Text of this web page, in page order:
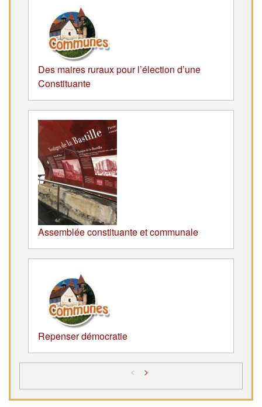
Des maires ruraux pour l’élection d’une
Constituante
Assemblée constituante et communale
Repenser démocratie
< >